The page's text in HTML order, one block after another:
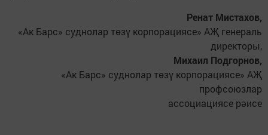
Ренат Мистахов,
«Ак Барс» суднолар төзү корпорациясе» АҖ генераль
директоры,
Михаил Подгорнов,
«Ак Барс» суднолар төзү корпорациясе» АҖ
профсоюзлар
ассоциациясе рәисе